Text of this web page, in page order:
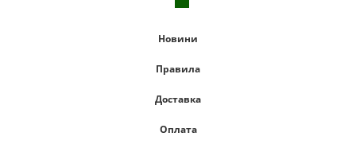
Новини
Правила
Доставка
Оплата